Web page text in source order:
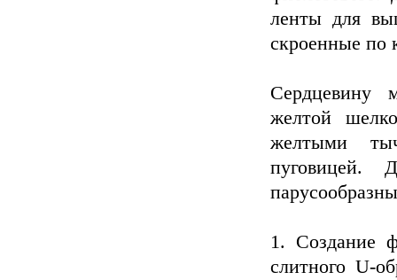
ленты для
скроенные по
Сердцевину
желтой
желтыми
пуговицей.
1. Создание
слитного U-